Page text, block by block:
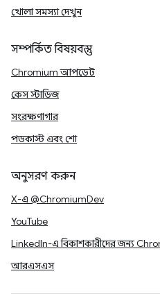
খোলা সমস্যা দেখুন
সম্পর্কিত বিষয়বস্তু
Chromium আপডেট
কেস স্টাডিজ
সংরক্ষণাগার
পডকাস্ট এবং শো
অনুসরণ করুন
X-এ @ChromiumDev
YouTube
LinkedIn-এ বিকাশকারীদের জন্য
আরএসএস